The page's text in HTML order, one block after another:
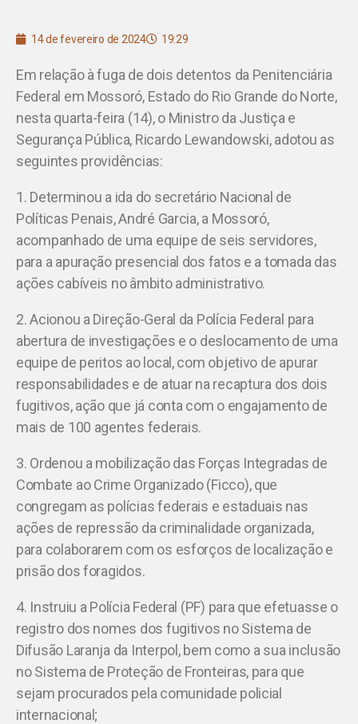
14 de fevereiro de 2024 19:29
Em relação à fuga de dois detentos da Penitenciária
Federal em Mossoró, Estado do Rio Grande do Norte,
nesta quarta-feira (14), o Ministro da Justiça e
Segurança Pública, Ricardo Lewandowski, adotou as
seguintes providências:
1. Determinou a ida do secretário Nacional de
Políticas Penais, André Garcia, a Mossoró,
acompanhado de uma equipe de seis servidores,
para a apuração presencial dos fatos e a tomada das
ações cabíveis no âmbito administrativo.
2. Acionou a Direção-Geral da Polícia Federal para
abertura de investigações e o deslocamento de uma
equipe de peritos ao local, com objetivo de apurar
responsabilidades e de atuar na recaptura dos dois
fugitivos, ação que já conta com o engajamento de
mais de 100 agentes federais.
3. Ordenou a mobilização das Forças Integradas de
Combate ao Crime Organizado (Ficco), que
congregam as polícias federais e estaduais nas
ações de repressão da criminalidade organizada,
para colaborarem com os esforços de localização e
prisão dos foragidos.
4. Instruiu a Polícia Federal (PF) para que efetuasse o
registro dos nomes dos fugitivos no Sistema de
Difusão Laranja da Interpol, bem como a sua inclusão
no Sistema de Proteção de Fronteiras, para que
sejam procurados pela comunidade policial
internacional;